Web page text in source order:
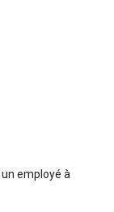
employé à